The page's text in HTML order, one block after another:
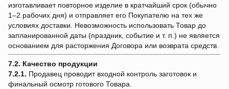
изготавливает повторное изделие в кратчайший срок (обычно
1–2 рабочих дня) и отправляет его Покупателю на тех же
условиях доставки. Невозможность использовать Товар до
запланированной даты (праздник, событие и т. п.) не является
основанием для расторжения Договора или возврата средств.
7.2. Качество продукции
7.2.1. Продавец проводит входной контроль заготовок и
финальный осмотр готового Товара.